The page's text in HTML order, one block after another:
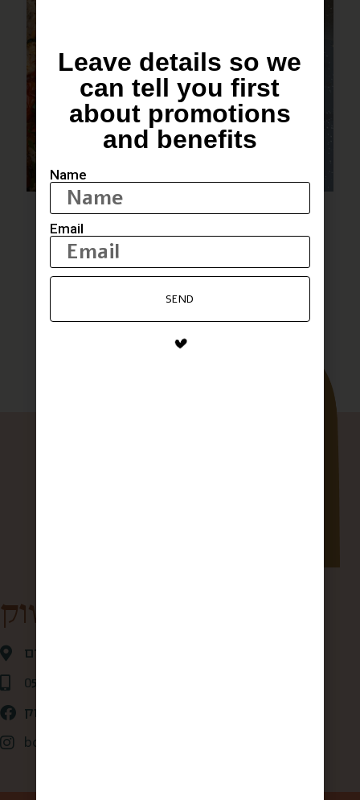
סיר פתיתים עם תבלין של כנרת
לבלוג המתכונים המלא
קופסא מהשוק
0507875684
קופסא מהשוק
box_from_jerusalem
Leave details so we
can tell you first
about promotions
and benefits
Name
Email
SEND